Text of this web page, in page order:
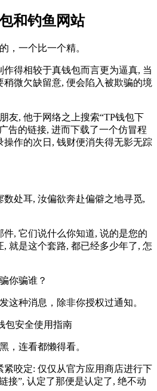
和钓鱼网站
，一个比一个精。
得相较于真钱包而言更为逼真, 当
微欠缺留意, 便会陷入被欺骗的境
友, 他于网络之上搜索“TP钱包下
告的链接, 进而下载了一个仿冒程
操作的次日, 钱财便消失得无影无踪
处耳, 汝偏欲奔赴偏僻之地寻觅,
, 它们说什么你知道, 说的是您的
就是这个套路, 都已经多少年了, 怎
你骗谁？
这种消息，除非你授权过通知。
，连看都懒得看。
紧咬定: 仅仅从官方应用商店进行下
接”, 认定了那便是认定了, 绝不动